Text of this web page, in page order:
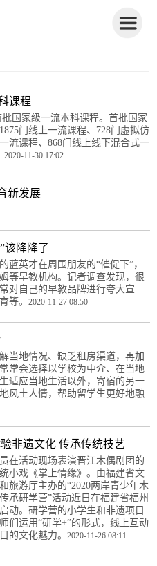
课程
国家级一流本科课程。首批国家
门线上一流课程、728门虚拟仿
流课程、868门线上线下混合式一
2020-11-30 17:02
新发展
该降降了
蓝英才在周围朋友的“催促下”，
等早教机构。记者调查发现，很
对自己的早教品牌进行夸大宣
等。 2020-11-27 08:50
当地情况、缺乏租房渠道，再加
常会选择以学校为中介、在当地
适应当地生活以外，寄宿的另一
风土人情，帮助留学生更好地融
非遗文化 传承传统技艺
在活动现场表演晋江木偶剧团的
小戏《掌上情缘》。由福建省文
旅游厅主办的“2020两岸青少年木
承研学营”活动近日在福建省福州
动。研学营的小学生和非遗项目
们运用“研学+”的形式，线上互动
的文化魅力。 2020-11-26 08:11